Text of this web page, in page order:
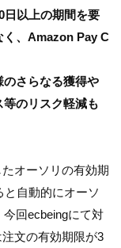
日以上の期間を要
く、Amazon Pay C
のさらなる獲得や
のリスク軽減も
オーソリの有効期
自動的にオーソ
回ecbeingにて対
文の有効期限が3